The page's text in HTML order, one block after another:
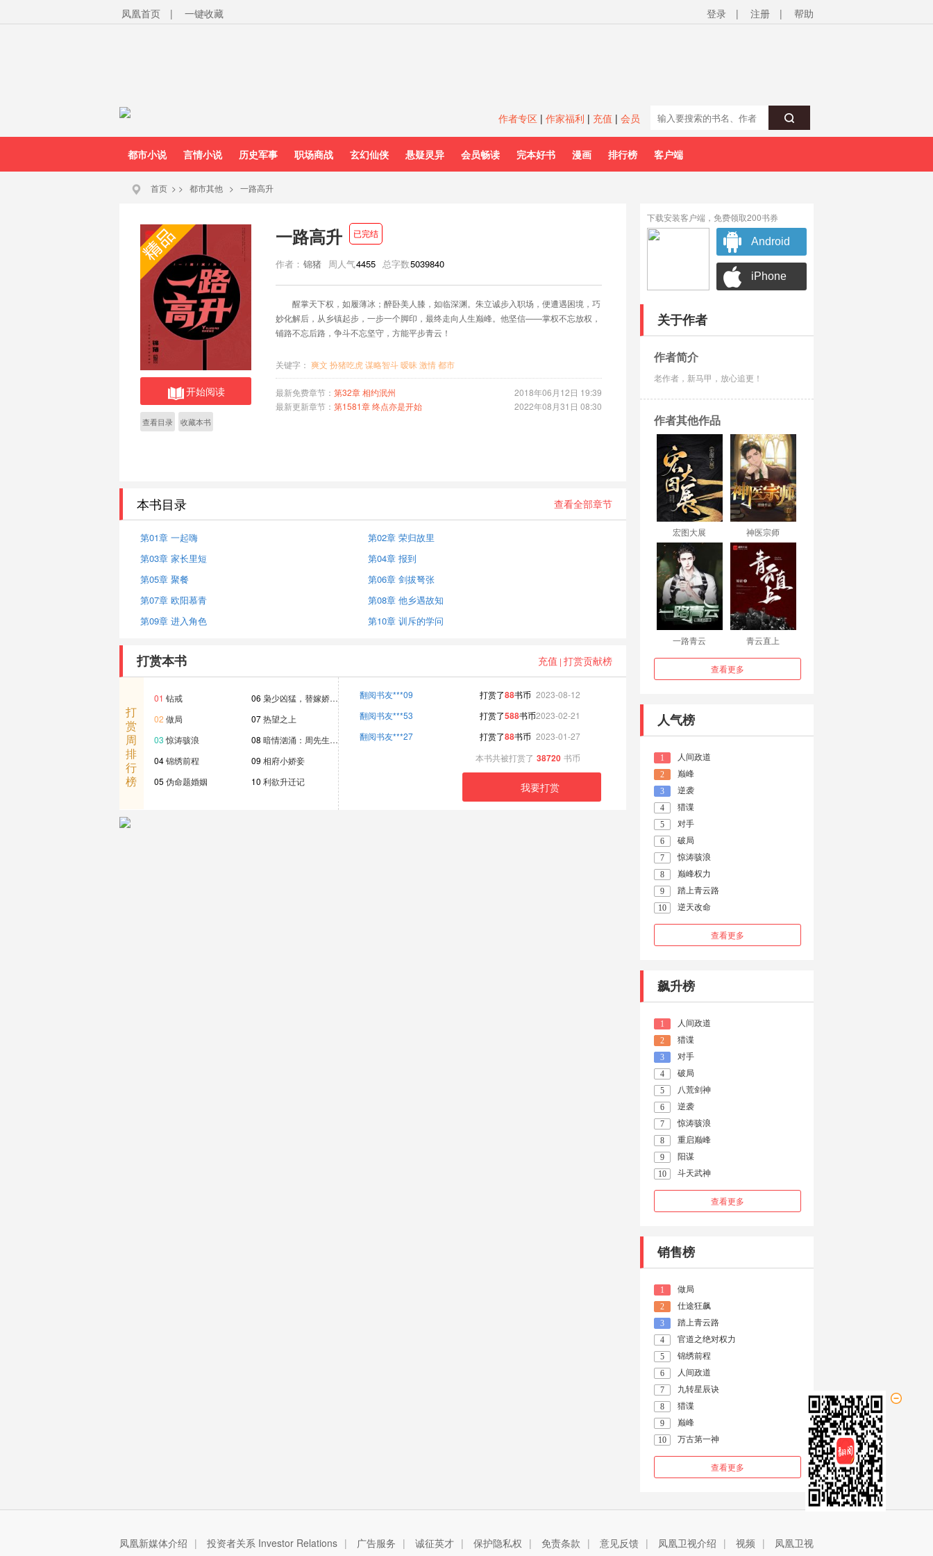
登录 | 注册 | 帮助
凤凰首页 | 一键收藏
作者专区 | 作家福利 | 充值 | 会员
都市小说 言情小说 历史军事 职场商战 玄幻仙侠 悬疑灵异 会员畅读 完本好书 漫画 排行榜 客户端
首页 > > 都市其他 > 一路高升
开始阅读
查看目录 收藏本书
一路高升 已完结
作者： 锦猪 周人气4455 总字数5039840
醒掌天下权，如履薄冰；醉卧美人膝，如临深渊。朱立诚步入职场，便遭遇困境，巧
妙化解后，从乡镇起步，一步一个脚印，最终走向人生巅峰。他坚信——掌权不忘放权，
铺路不忘后路，争斗不忘坚守，方能平步青云！
关键字： 爽文 扮猪吃虎 谋略智斗暧昧 激情都市
最新免费章节： 第32章 相约泯州
2018年06月12日 19:39
最新更新章节： 第1581章 终点亦是开始 2022年08月31日 08:30
本书目录 查看全部章节
第01章 一起嗨
第02章 荣归故里
第03章 家长里短
第04章 报到
第05章 聚餐
第06章 剑拔弩张
第07章 欧阳慕青
第08章 他乡遇故知
第09章 进入角色
第10章 训斥的学问
充值 | 打赏贡献榜
打赏本书
打
赏
周
排
行
榜
01 钻戒
02 做局
03 惊涛骇浪
04锦绣前程
05 伪命题婚姻
06 枭少凶猛，替嫁娇…
07热望之上
08 暗情汹涌：周先生…
09 相府小娇妾
10 利欲升迁记
2023-08-12
翻阅书友***09 打赏了88书币
2023-02-21
翻阅书友***53 打赏了588书币
2023-01-27
翻阅书友***27 打赏了88书币
本书共被打赏了 38720 书币
我要打赏
下载安装客户端，免费领取200书券
Android
iPhone
关于作者
作者简介
老作者，新马甲，放心追更！
作者其他作品
宏图大展 神医宗师
一路青云 青云直上
查看更多
人气榜
1 人间政道
2 巅峰
3 逆袭
4 猎谍
5 对手
6 破局
7 惊涛骇浪
8 巅峰权力
9 踏上青云路
10 逆天改命
查看更多
飙升榜
1 人间政道
2 猎谍
3 对手
4 破局
5 八荒剑神
6 逆袭
7 惊涛骇浪
8 重启巅峰
9 阳谋
10 斗天武神
查看更多
销售榜
1 做局
2 仕途狂飙
3 踏上青云路
4 官道之绝对权力
5 锦绣前程
6 人间政道
7 九转星辰诀
8 猎谍
9 巅峰
10 万古第一神
查看更多
凤凰新媒体介绍 | 投资者关系 Investor Relations | 广告服务 | 诚征英才 | 保护隐私权 | 免责条款 | 意见反馈 | 凤凰卫视介绍 | 视频 |
凤凰卫视